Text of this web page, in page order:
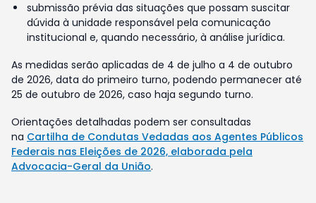
submissão prévia das situações que possam suscitar
dúvida à unidade responsável pela comunicação
institucional e, quando necessário, à análise jurídica.
As medidas serão aplicadas de 4 de julho a 4 de outubro
de 2026, data do primeiro turno, podendo permanecer até
25 de outubro de 2026, caso haja segundo turno.
Orientações detalhadas podem ser consultadas
na Cartilha de Condutas Vedadas aos Agentes Públicos
Federais nas Eleições de 2026, elaborada pela
Advocacia-Geral da União.